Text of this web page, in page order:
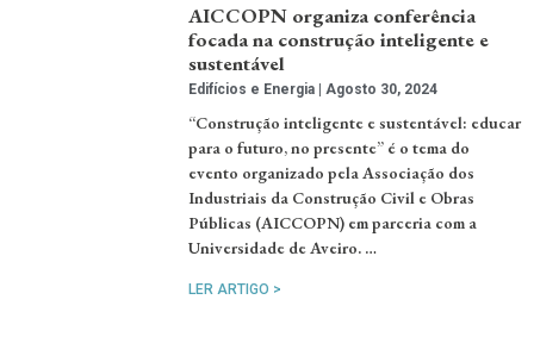
AICCOPN organiza conferência
focada na construção inteligente e
sustentável
Edifícios e Energia Agosto 30, 2024
“Construção inteligente e sustentável: educar
para o futuro, no presente” é o tema do
evento organizado pela Associação dos
Industriais da Construção Civil e Obras
Públicas (AICCOPN) em parceria com a
Universidade de Aveiro. …
LER ARTIGO >